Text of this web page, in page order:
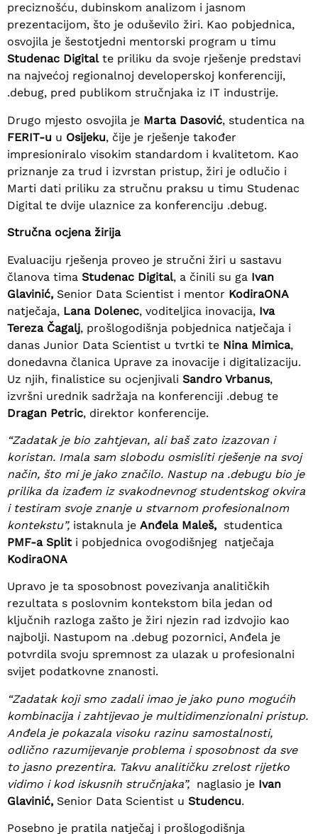
preciznošću, dubinskom analizom i jasnom
prezentacijom, što je oduševilo žiri. Kao pobjednica,
osvojila je šestotjedni mentorski program u timu
Studenac Digitalte priliku da svoje rješenje predstavi
na najvećoj regionalnoj developerskoj konferenciji,
.debug, pred publikom stručnjaka iz IT industrije.
Drugo mjesto osvojila je Marta Dasović, studentica na
FERIT-u u Osijeku, čije je rješenje također
impresioniralo visokim standardom i kvalitetom. Kao
priznanje za trud i izvrstan pristup, žiri je odlučio i
Marti dati priliku za stručnu praksu u timu Studenac
Digital te dvije ulaznice za konferenciju .debug.
Stručna ocjena žirija
Evaluaciju rješenja proveo je stručni žiri u sastavu
članova tima Studenac Digital, a činili su ga Ivan
Glavinić, Senior Data Scientist i mentor KodiraONA
natječaja, Lana Dolenec, voditeljica inovacija, Iva
Tereza Čagalj, prošlogodišnja pobjednica natječaja i
danas Junior Data Scientist u tvrtki te Nina Mimica,
donedavna članica Uprave za inovacije i digitalizaciju.
Uz njih, finalistice su ocjenjivali Sandro Vrbanus,
izvršni urednik sadržaja na konferenciji .debug te
Dragan Petric, direktor konferencije.
“Zadatak je bio zahtjevan, ali baš zato izazovan i
koristan. Imala sam slobodu osmisliti rješenje na svoj
način, što mi je jako značilo. Nastup na .debugu bio je
prilika da izađem iz svakodnevnog studentskog okvira
i testiram svoje znanje u stvarnom profesionalnom
kontekstu”, istaknula je Anđela Maleš, studentica
PMF-a Split i pobjednica ovogodišnjeg natječaja
KodiraONA
Upravo je ta sposobnost povezivanja analitičkih
rezultata s poslovnim kontekstom bila jedan od
ključnih razloga zašto je žiri njezin rad izdvojio kao
najbolji. Nastupom na .debug pozornici, Anđela je
potvrdila svoju spremnost za ulazak u profesionalni
svijet podatkovne znanosti.
“Zadatak koji smo zadali imao je jako puno mogućih
kombinacija i zahtijevao je multidimenzionalni pristup.
Anđela je pokazala visoku razinu samostalnosti,
odlično razumijevanje problema i sposobnost da sve
to jasno prezentira. Takvu analitičku zrelost rijetko
vidimo i kod iskusnih stručnjaka”, naglasio je Ivan
Glavinić, Senior Data Scientist u Studencu.
Posebno je pratila natječaj i prošlogodišnja